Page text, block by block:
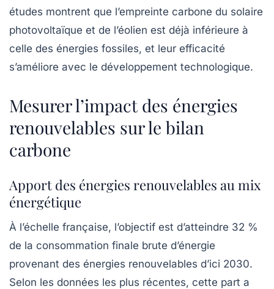
études montrent que l’empreinte carbone du solaire
photovoltaïque et de l’éolien est déjà inférieure à
celle des énergies fossiles, et leur efficacité
s’améliore avec le développement technologique.
Mesurer l’impact des énergies
renouvelables sur le bilan
carbone
Apport des énergies renouvelables au mix
énergétique
À l’échelle française, l’objectif est d’atteindre 32 %
de la consommation finale brute d’énergie
provenant des énergies renouvelables d’ici 2030.
Selon les données les plus récentes, cette part a